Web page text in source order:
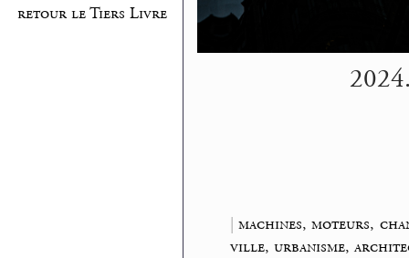
retour le Tiers Livre
| machines, moteurs,
ville, urbanisme,